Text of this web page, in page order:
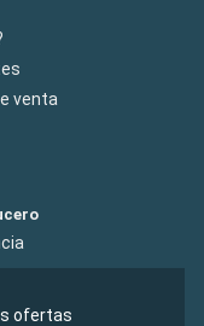
venta
ofertas